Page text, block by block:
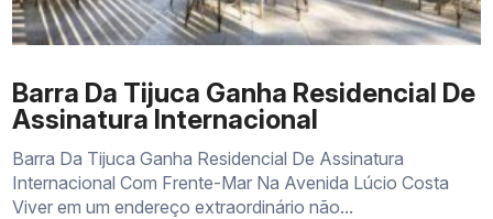
Barra Da Tijuca Ganha Residencial De
Assinatura Internacional
Barra Da Tijuca Ganha Residencial De Assinatura
Internacional Com Frente-Mar Na Avenida Lúcio Costa
Viver em um endereço extraordinário não...